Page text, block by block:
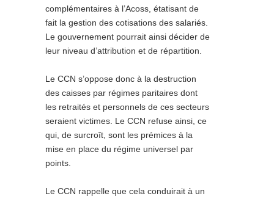
complémentaires à l’Acoss, étatisant de
fait la gestion des cotisations des salariés.
Le gouvernement pourrait ainsi décider de
leur niveau d’attribution et de répartition.
Le CCN s’oppose donc à la destruction
des caisses par régimes paritaires dont
les retraités et personnels de ces secteurs
seraient victimes. Le CCN refuse ainsi, ce
qui, de surcroît, sont les prémices à la
mise en place du régime universel par
points.
Le CCN rappelle que cela conduirait à un